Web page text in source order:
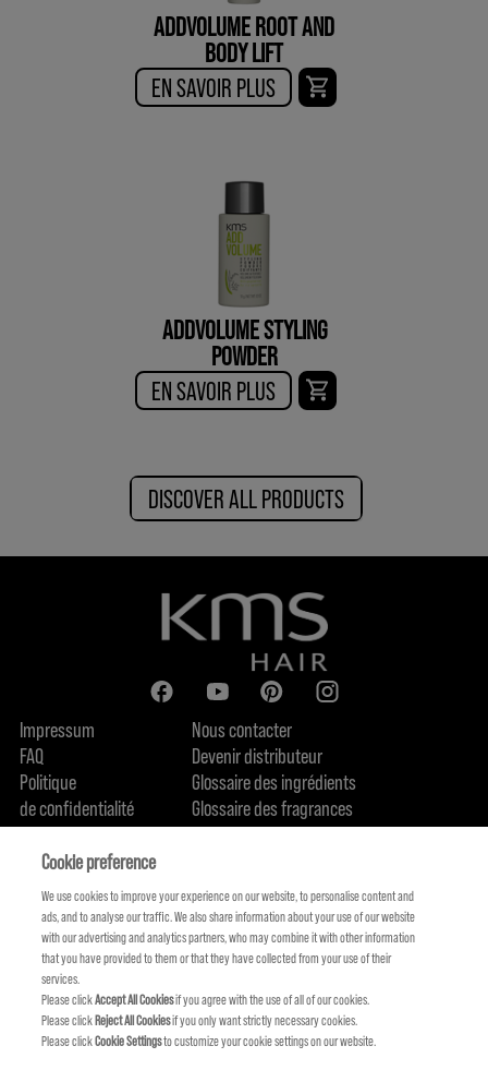
ADDVOLUME ROOT AND
BODY LIFT
EN SAVOIR PLUS
ADDVOLUME STYLING
POWDER
EN SAVOIR PLUS
DISCOVER ALL PRODUCTS
Impressum
FAQ
Politique
de confidentialité
Politique de cookie
Qui sommes-nous
Nous contacter
Devenir distributeur
Glossaire des ingrédients
Glossaire des fragrances
Engagement en terme de durabilité
Cookie preference
We use cookies to improve your experience on our website, to personalise content and
ads, and to analyse our traffic. We also share information about your use of our website
with our advertising and analytics partners, who may combine it with other information
that you have provided to them or that they have collected from your use of their
services.
Please clickAccept All Cookiesif you agree with the use of all of our cookies.
Please clickReject All Cookiesif you only want strictly necessary cookies.
Please clickCookie Settingsto customize your cookie settings on our website.